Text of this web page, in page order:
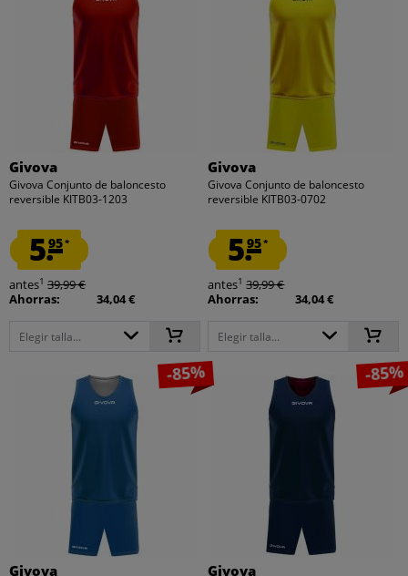
Givova
Givova Conjunto de baloncesto
reversible KITB03-1203
5.95*
antes1 39,99 €
Ahorras:
34,04 €
Elegir talla...
Givova
Givova Conjunto de baloncesto
reversible KITB03-0702
5.95*
antes1 39,99 €
Ahorras:
34,04 €
Elegir talla...
-85%
Givova
-85%
Givova